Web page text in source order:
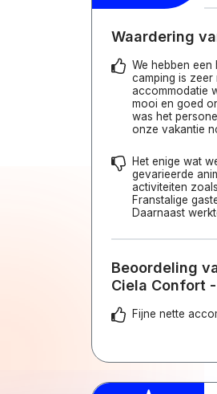
Waardering
We hebben een
camping is
accommodatie
mooi en goed
was het
onze vakantie
Het enige wat
gevarieerde
activiteiten
Franstalige
Daarnaast
Beoordeling
Ciela Confort
Fijne nette